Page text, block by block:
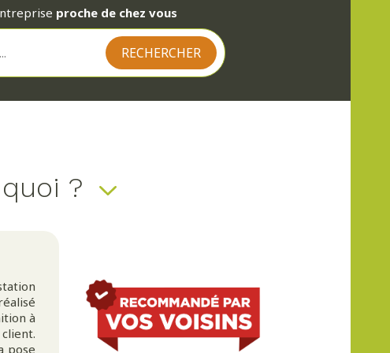
régulier est indispensable. Notre
santé.
de votre jardin. Nous installons des
vos allées avec bordure et
proche de chez vous
?
à
pose